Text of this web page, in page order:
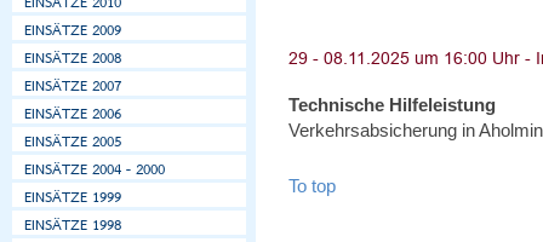
Technische Hilfeleistung
Verkehrsabsicherung in
To top